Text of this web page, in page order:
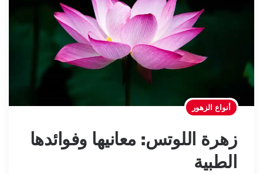
أنواع الزهور
زهرة اللوتس: معانيها وفوائدها
الطبية